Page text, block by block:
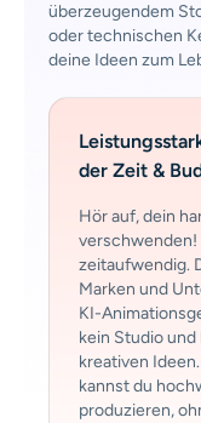
überzeugendem
oder technischen
deine Ideen zum
der Zeit &
Hör auf, dein
verschwenden!
zeitaufwendig.
Marken und
KI-
kein Studio
kreativen
kannst du
produzieren,